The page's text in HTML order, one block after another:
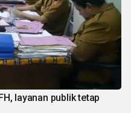
layanan publik tetap